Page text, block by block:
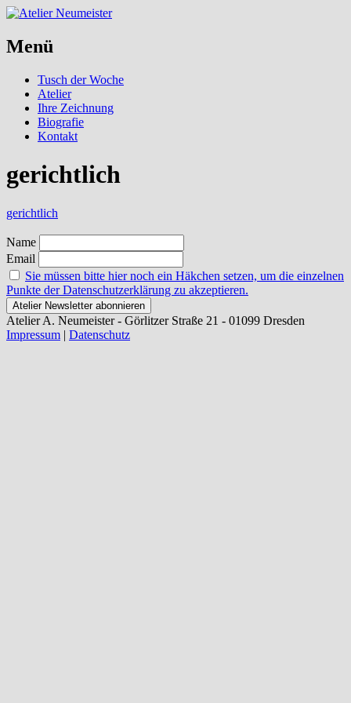
Menü
Skip
content
Tusch der Woche
Atelier
Ihre Zeichnung
Biografie
Kontakt
gerichtlich
gerichtlich
Name
Email
Sie müssen bitte hier noch ein Häkchen setzen, um die einzelnen
Punkte der Datenschutzerklärung zu akzeptieren.
Atelier A. Neumeister - Görlitzer Straße 21 - 01099 Dresden
Impressum | Datenschutz